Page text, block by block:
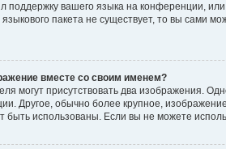
поддержку вашего языка на конференции,
языкового пакета не существует, то вы
вместе со своим именем?
могут присутствовать два изображения.
Другое, обычно более крупное,
быть использованы. Если вы не можете